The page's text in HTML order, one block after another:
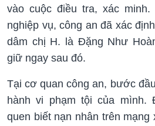
vào cuộc điều tra, xác
nghiệp vụ, công an đã xác
dâm chị H. là Đặng Như
giữ ngay sau đó.
Tại cơ quan công an, bước
hành vi phạm tội của mình.
quen biết nạn nhân trên